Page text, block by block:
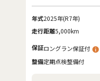
年式2025年(R7年)
走行距離5,000km
保証ロングラン保証付
整備定期点検整備付